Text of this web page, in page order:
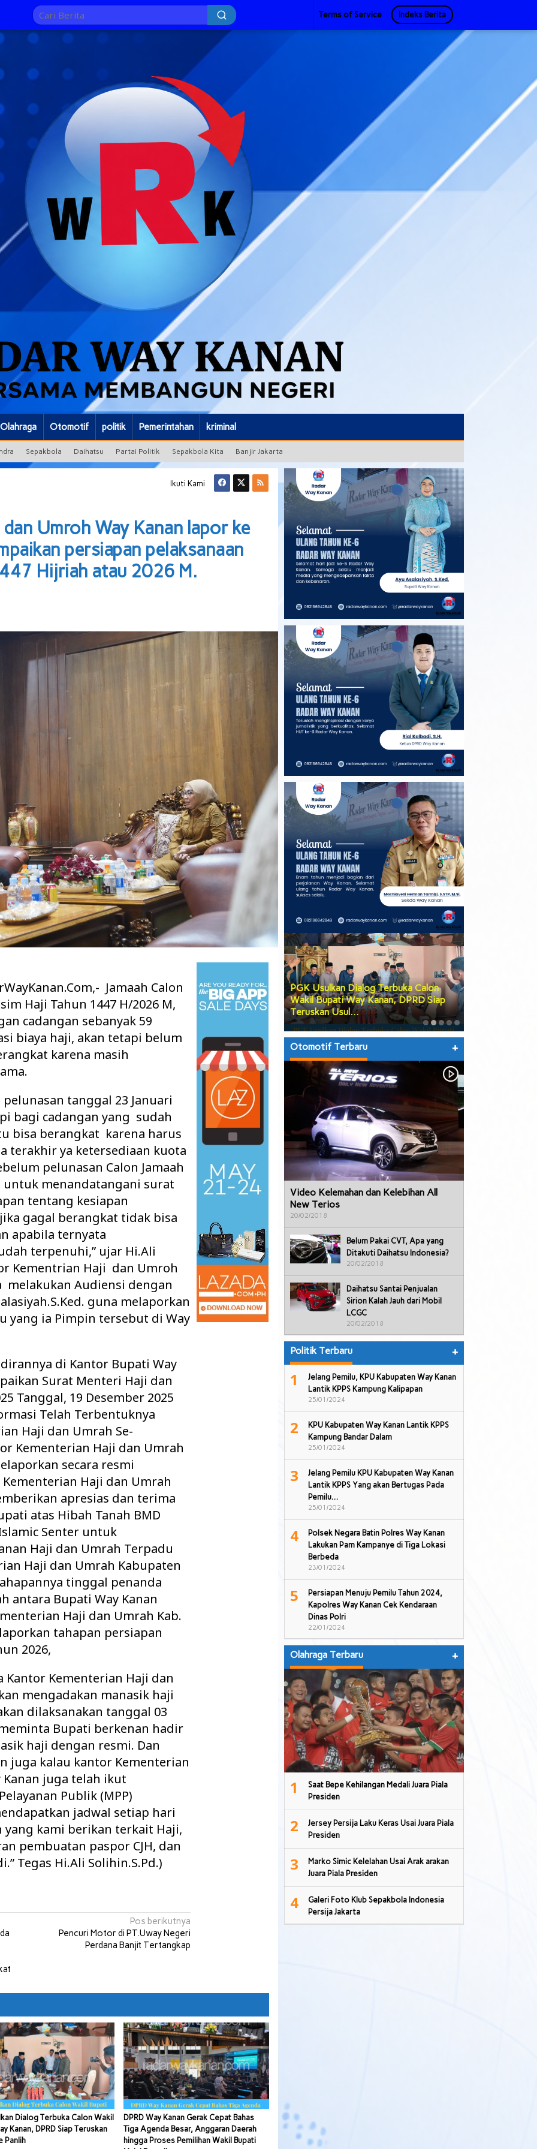
Terms of Service Indeks Berita
Olahraga Otomotif politik Pemerintahan kriminal
Sepakbola Daihatsu Partai Politik Sepakbola Kita Banjir Jakarta
Ikuti Kami
Umroh Way Kanan lapor ke
persiapan pelaksanaan
Hijriah atau 2026 M.
Jamaah Calon
Haji Tahun 1447 H/2026 M,
cadangan sebanyak 59
biaya haji, akan tetapi belum
karena masih
tanggal 23 Januari
bagi cadangan yang sudah
bisa berangkat karena harus
terakhir ya ketersediaan kuota
pelunasan Calon Jamaah
untuk menandatangani surat
tentang kesiapan
gagal berangkat tidak bisa
apabila ternyata
terpenuhi,” ujar Hi.Ali
Kementrian Haji dan Umroh
melakukan Audiensi dengan
guna melaporkan
yang ia Pimpin tersebut di Way
di Kantor Bupati Way
Surat Menteri Haji dan
Tanggal, 19 Desember 2025
Telah Terbentuknya
Haji dan Umrah Se-
Kementerian Haji dan Umrah
secara resmi
Haji dan Umrah
apresias dan terima
atas Hibah Tanah BMD
Senter untuk
Haji dan Umrah Terpadu
Haji dan Umrah Kabupaten
tinggal penanda
antara Bupati Way Kanan
Haji dan Umrah Kab.
tahapan persiapan
2026,
Kantor Kementerian Haji dan
mengadakan manasik haji
dilaksanakan tanggal 03
Bupati berkenan hadir
haji dengan resmi. Dan
juga kalau kantor Kementerian
Kanan juga telah ikut
Publik (MPP)
jadwal setiap hari
yang kami berikan terkait Haji,
pembuatan paspor CJH, dan
Tegas Hi.Ali Solihin.S.Pd.)
Pos berikutnya
Pencuri Motor di PT.Uway Negeri
Perdana Banjit Tertangkap
Dialog Terbuka Calon Wakil
Kanan, DPRD Siap Teruskan
Panlih
DPRD Way Kanan Gerak Cepat Bahas
Tiga Agenda Besar, Anggaran Daerah
hingga Proses Pemilihan Wakil Bupati
Kelas Rusak
Layak, Minta Pemkab
Pisah Sambut Kapolres Way Kanan,
AKBP Didik Berpamitan, AKBP
Ramadhona Siap Lanj…
PGK Usulkan Dialog Terbuka Calon
Wakil Bupati Way Kanan, DPRD Siap
Teruskan Usul…
Otomotif Terbaru +
Video Kelemahan dan Kelebihan All
New Terios
20/02/2018
Belum Pakai CVT, Apa yang
Ditakuti Daihatsu Indonesia?
20/02/2018
Daihatsu Santai Penjualan
Sirion Kalah Jauh dari Mobil
LCGC
20/02/2018
Politik Terbaru +
1
Jelang Pemilu, KPU Kabupaten Way Kanan
Lantik KPPS Kampung Kalipapan
25/01/2024
2
KPU Kabupaten Way Kanan Lantik KPPS
Kampung Bandar Dalam
25/01/2024
3
Jelang Pemilu KPU Kabupaten Way Kanan
Lantik KPPS Yang akan Bertugas Pada
Pemilu…
25/01/2024
4
Polsek Negara Batin Polres Way Kanan
Lakukan Pam Kampanye di Tiga Lokasi
Berbeda
23/01/2024
5
Persiapan Menuju Pemilu Tahun 2024,
Kapolres Way Kanan Cek Kendaraan
Dinas Polri
22/01/2024
Olahraga Terbaru +
1
Saat Bepe Kehilangan Medali Juara Piala
Presiden
2
Jersey Persija Laku Keras Usai Juara Piala
Presiden
3
Marko Simic Kelelahan Usai Arak arakan
Juara Piala Presiden
4
Galeri Foto Klub Sepakbola Indonesia
Persija Jakarta